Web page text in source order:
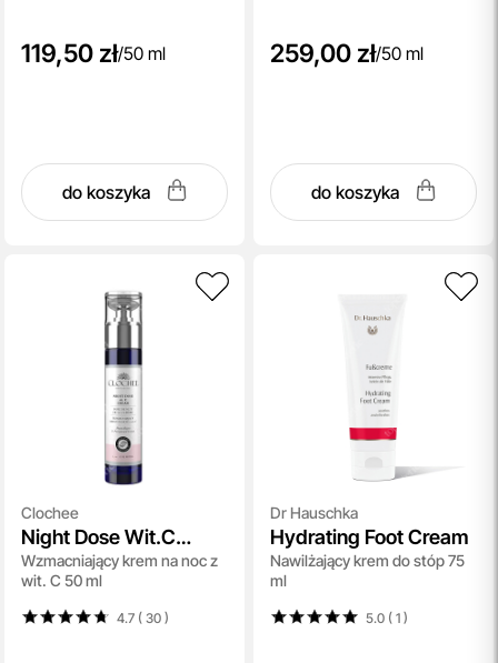
119,50 zł/50 ml
do koszyka
259,00 zł/50 ml
do koszyka
Clochee
Night Dose Wit.C
Cream
Wzmacniający krem na noc z
wit. C 50 ml
4.7 ( 30)
Dr Hauschka
Hydrating Foot Cream
Nawilżający krem do stóp 75
ml
5.0 ( 1)